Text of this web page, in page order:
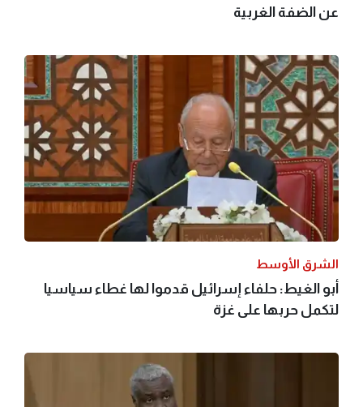
عن الضفة الغربية
الشرق الأوسط
أبو الغيط: حلفاء إسرائيل قدموا لها غطاء سياسيا
لتكمل حربها على غزة